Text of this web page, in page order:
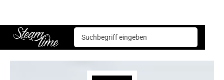
Steam time
Basen & Aromen Aromen
CLASSIC Dampf Co.
Himbeere 10ml Aroma by Classic Dampf